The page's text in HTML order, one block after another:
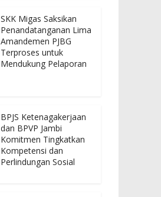
SKK Migas Saksikan
Penandatanganan Lima
Amandemen PJBG
Terproses untuk
Mendukung Pelaporan
BPJS Ketenagakerjaan
dan BPVP Jambi
Komitmen Tingkatkan
Kompetensi dan
Perlindungan Sosial